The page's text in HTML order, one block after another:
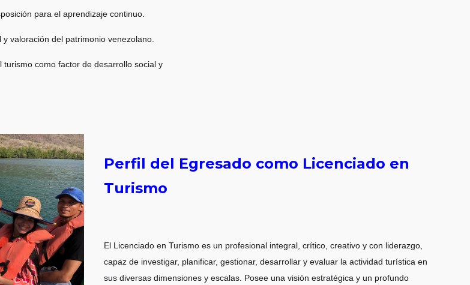
para el aprendizaje continuo.
valoración del patrimonio venezolano.
turismo como factor de desarrollo social y
Perfil del Egresado como Licenciado en
Turismo
El Licenciado en Turismo es un profesional integral, crítico, creativo y con liderazgo,
capaz de investigar, planificar, gestionar, desarrollar y evaluar la actividad turística en
sus diversas dimensiones y escalas. Posee una visión estratégica y un profundo